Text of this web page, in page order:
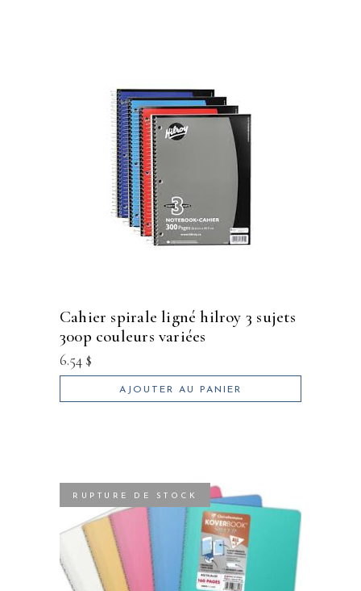
cahier spirale ligné hilroy 3 sujets
300p couleurs variées
6.54 $
AJOUTER AU PANIER
RUPTURE DE STOCK